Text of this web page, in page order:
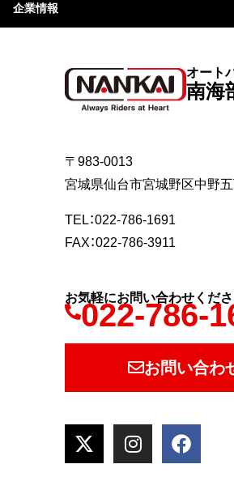
企業情報
オート
南海
〒983-0013
宮城県仙台市宮城野区中野
TEL：022-786-1691
FAX：022-786-3911
お気軽にお問い合わせくだ
022-786-
お問い合わ